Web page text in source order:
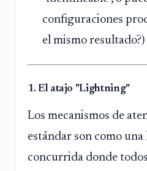
configuraciones
el mismo resultado?)
1. El atajo "Lightning"
Los mecanismos de
estándar son como
concurrida donde